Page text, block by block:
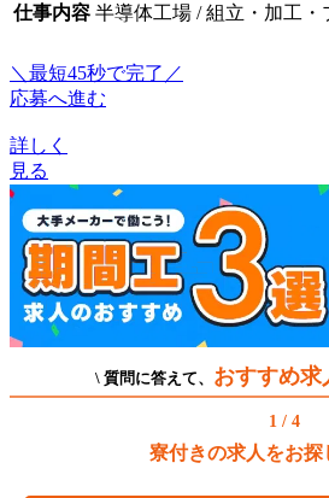
仕事内容 半導体工場 / 組立・加工・
＼最短45秒で完了／
応募へ進む
詳しく
見る
\ 質問に答えて、 おすすめ求
1 / 4
寮付きの求人をお探